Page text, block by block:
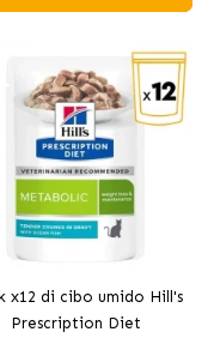
x12 di cibo umido Hill's
Prescription Diet